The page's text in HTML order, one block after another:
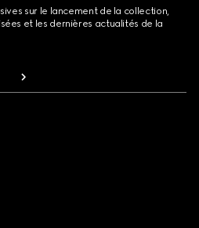
sur le lancement de la collection,
et les dernières actualités de la